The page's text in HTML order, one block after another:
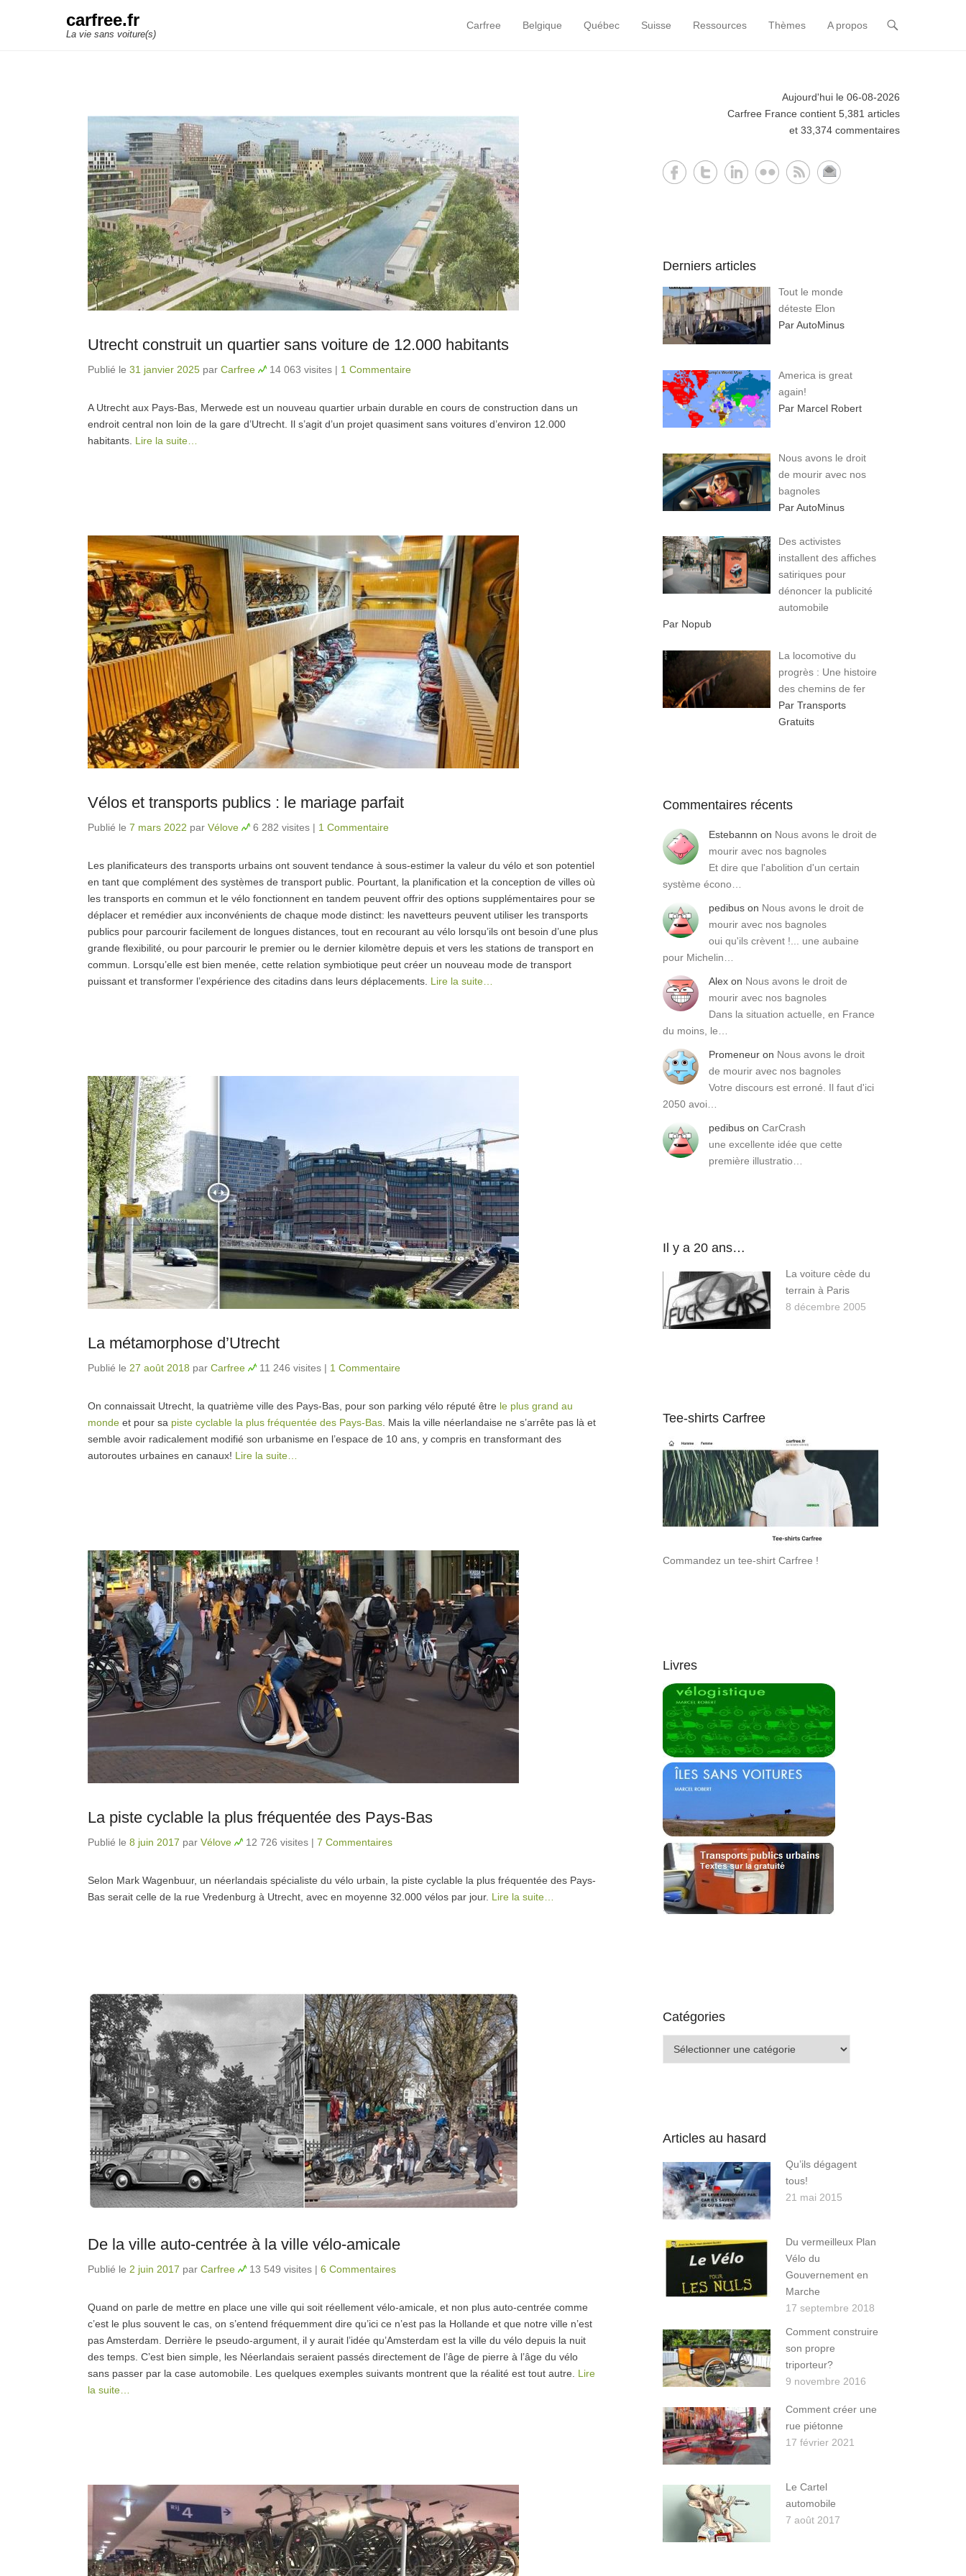
carfree.fr
La vie sans voiture(s)
Primary Menu
Skip to content
Carfree Belgique Québec Suisse Ressources Thèmes A propos
Utrecht construit un quartier sans voiture de 12.000 habitants
Publié le 31 janvier 2025 par Carfree 14 063 visites | 1 Commentaire
A Utrecht aux Pays-Bas, Merwede est un nouveau quartier urbain durable en cours de construction dans un
endroit central non loin de la gare d’Utrecht. Il s’agit d’un projet quasiment sans voitures d’environ 12.000
habitants. Lire la suite…
Vélos et transports publics : le mariage parfait
Publié le 7 mars 2022 par Vélove 6 282 visites | 1 Commentaire
Les planificateurs des transports urbains ont souvent tendance à sous-estimer la valeur du vélo et son potentiel
en tant que complément des systèmes de transport public. Pourtant, la planification et la conception de villes où
les transports en commun et le vélo fonctionnent en tandem peuvent offrir des options supplémentaires pour se
déplacer et remédier aux inconvénients de chaque mode distinct: les navetteurs peuvent utiliser les transports
publics pour parcourir facilement de longues distances, tout en recourant au vélo lorsqu’ils ont besoin d’une plus
grande flexibilité, ou pour parcourir le premier ou le dernier kilomètre depuis et vers les stations de transport en
commun. Lorsqu’elle est bien menée, cette relation symbiotique peut créer un nouveau mode de transport
puissant et transformer l’expérience des citadins dans leurs déplacements. Lire la suite…
La métamorphose d’Utrecht
Publié le 27 août 2018 par Carfree 11 246 visites | 1 Commentaire
On connaissait Utrecht, la quatrième ville des Pays-Bas, pour son parking vélo réputé être le plus grand au
monde et pour sa piste cyclable la plus fréquentée des Pays-Bas . Mais la ville néerlandaise ne s’arrête pas là et
semble avoir radicalement modifié son urbanisme en l’espace de 10 ans, y compris en transformant des
autoroutes urbaines en canaux! Lire la suite…
La piste cyclable la plus fréquentée des Pays-Bas
Publié le 8 juin 2017 par Vélove 12 726 visites | 7 Commentaires
Selon Mark Wagenbuur, un néerlandais spécialiste du vélo urbain, la piste cyclable la plus fréquentée des Pays-
Bas serait celle de la rue Vredenburg à Utrecht, avec en moyenne 32.000 vélos par jour. Lire la suite…
De la ville auto-centrée à la ville vélo-amicale
Publié le 2 juin 2017 par Carfree 13 549 visites | 6 Commentaires
Quand on parle de mettre en place une ville qui soit réellement vélo-amicale, et non plus auto-centrée comme
c’est le plus souvent le cas, on s’entend fréquemment dire qu’ici ce n’est pas la Hollande et que notre ville n’est
pas Amsterdam. Derrière le pseudo-argument, il y aurait l’idée qu’Amsterdam est la ville du vélo depuis la nuit
des temps. C’est bien simple, les Néerlandais seraient passés directement de l’âge de pierre à l’âge du vélo
sans passer par la case automobile. Les quelques exemples suivants montrent que la réalité est tout autre. Lire
la suite…
Aujourd'hui le 06-08-2026
Carfree France contient 5,381 articles
et 33,374 commentaires
Derniers articles
Tout le monde
déteste Elon
Par AutoMinus
America is great
again!
Par Marcel Robert
Nous avons le droit
de mourir avec nos
bagnoles
Par AutoMinus
Des activistes
installent des affiches
satiriques pour
dénoncer la publicité
automobile
Par Nopub
La locomotive du
progrès : Une histoire
des chemins de fer
Par Transports
Gratuits
Commentaires récents
Estebannn on Nous avons le droit de
mourir avec nos bagnoles
Et dire que l'abolition d'un certain
système écono…
pedibus on Nous avons le droit de
mourir avec nos bagnoles
oui qu'ils crèvent !... une aubaine
pour Michelin…
Alex on Nous avons le droit de
mourir avec nos bagnoles
Dans la situation actuelle, en France
du moins, le…
Promeneur on Nous avons le droit
de mourir avec nos bagnoles
Votre discours est erroné. Il faut d'ici
2050 avoi…
pedibus on CarCrash
une excellente idée que cette
première illustratio…
Il y a 20 ans…
La voiture cède du
terrain à Paris
8 décembre 2005
Tee-shirts Carfree
Commandez un tee-shirt Carfree !
Livres
Catégories
Articles au hasard
Qu’ils dégagent
tous!
21 mai 2015
Du vermeilleux Plan
Vélo du
Gouvernement en
Marche
17 septembre 2018
Comment construire
son propre
triporteur?
9 novembre 2016
Comment créer une
rue piétonne
17 février 2021
Le Cartel
automobile
7 août 2017